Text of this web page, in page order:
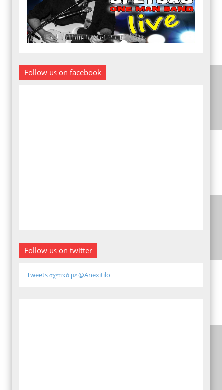
Follow us on facebook
Follow us on twitter
Tweets σχετικά με @Anexitilo